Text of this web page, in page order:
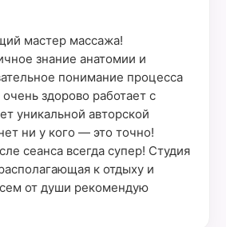
мастер массажа!
знание анатомии и
понимание процесса
здорово работает с
уникальной авторской
ни у кого — это точно!
сеанса всегда супер! Студия
к отдыху и
от души рекомендую